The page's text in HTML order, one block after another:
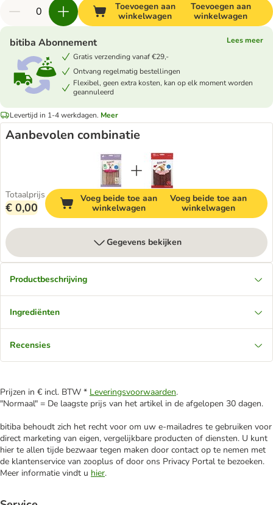
Toevoegen aan
winkelwagen
Toevoegen aan
winkelwagen
bitiba Abonnement
Lees meer
Gratis verzending vanaf €29,-
Ontvang regelmatig bestellingen
Flexibel, geen extra kosten, kan op elk moment worden
geannuleerd
Levertijd in 1-4 werkdagen. Meer
Aanbevolen combinatie
Totaalprijs
€ 0,00
Voeg beide toe aan
winkelwagen
Voeg beide toe aan
winkelwagen
Gegevens bekijken
Productbeschrijving
Ingrediënten
Recensies
Prijzen in € incl. BTW * Leveringsvoorwaarden.
"Normaal" = De laagste prijs van het artikel in de afgelopen 30 dagen.
bitiba behoudt zich het recht voor om uw e-mailadres te gebruiken voor
direct marketing van eigen, vergelijkbare producten of diensten. U kunt
hier te allen tijde bezwaar tegen maken door contact op te nemen met
de klantenservice van zooplus of door ons Privacy Portal te bezoeken.
Meer informatie vindt u hier.